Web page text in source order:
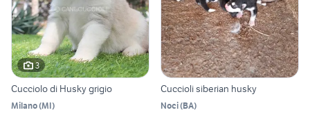
3
Cucciolo di Husky grigio
Milano(MI)
Cuccioli siberian husky
Noci(BA)